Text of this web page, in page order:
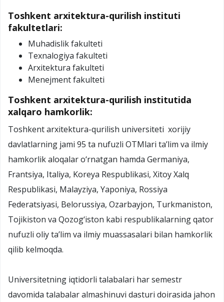
Toshkent arxitektura-qurilish instituti
fakultetlari:
Muhadislik fakulteti
Texnalogiya fakulteti
Arxitektura fakulteti
Menejment fakulteti
Toshkent arxitektura-qurilish institutida
xalqaro hamkorlik:
Toshkent arxitektura-qurilish universiteti xorijiy
davlatlarning jami 95 ta nufuzli OTMlari ta’lim va ilmiy
hamkorlik aloqalar o‘rnatgan hamda Germaniya,
Frantsiya, Italiya, Koreya Respublikasi, Xitoy Xalq
Respublikasi, Malayziya, Yaponiya, Rossiya
Federatsiyasi, Belorussiya, Ozarbayjon, Turkmaniston,
Tojikiston va Qozog‘iston kabi respublikalarning qator
nufuzli oliy ta’lim va ilmiy muassasalari bilan hamkorlik
qilib kelmoqda.
Universitetning iqtidorli talabalari har semestr
davomida talabalar almashinuvi dasturi doirasida jahon